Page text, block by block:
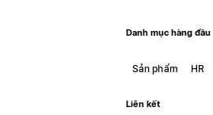
Danh mục hàng đầu
Sản phẩm HR
Liên kết